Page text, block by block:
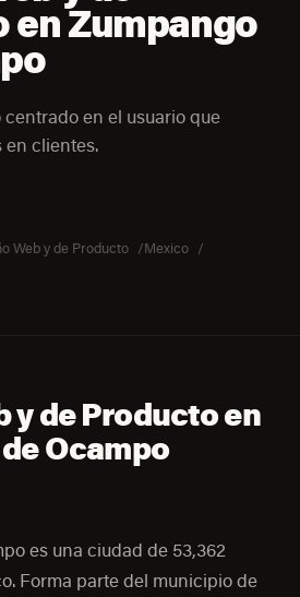
en Zumpango
en el usuario que
en clientes.
Web y de Producto
Mexico
y de Producto en
Ocampo
es una ciudad de 53,362
Forma parte del municipio de